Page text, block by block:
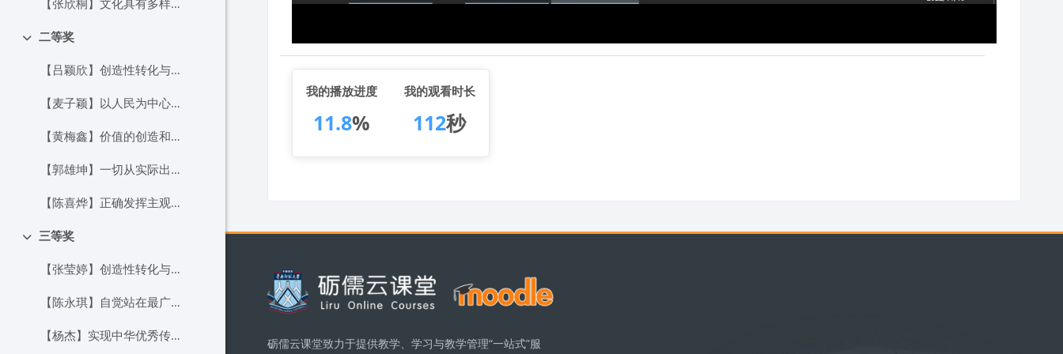
折叠
二等奖
【吕颖欣】创造性转化与创新性发展.mp4
【麦子颖】以人民为中心的发展思想.mp4
【黄梅鑫】价值的创造和实现.mp4
【郭雄坤】一切从实际出发，实事求是.mp4
【陈喜烨】正确发挥主观能动性.mp4
折叠
三等奖
【张莹婷】创造性转化与创新性发展.mp4
【陈永琪】自觉站在最广大人民的立场上.mp4
【杨杰】实现中华优秀传统文化的创造性转化和创新性发展.mp4
我的播放进度
11.8%
我的观看时长
112秒
版块
砺儒云课堂致力于提供教学、学习与教学管理“一站式”服